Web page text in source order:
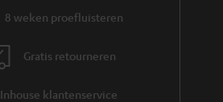
8 weken proefluisteren
Gratis retourneren
Inhouse klantenservice